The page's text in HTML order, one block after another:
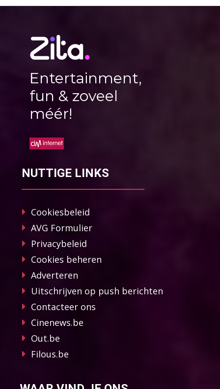
Entertainment,
fun & zoveel
méér!
NUTTIGE LINKS
Cookiesbeleid
AVG Formulier
Privacybeleid
Cookies beheren
Adverteren
Uitschrijven op push berichten
Contacteer ons
Cinenews.be
Out.be
Filous.be